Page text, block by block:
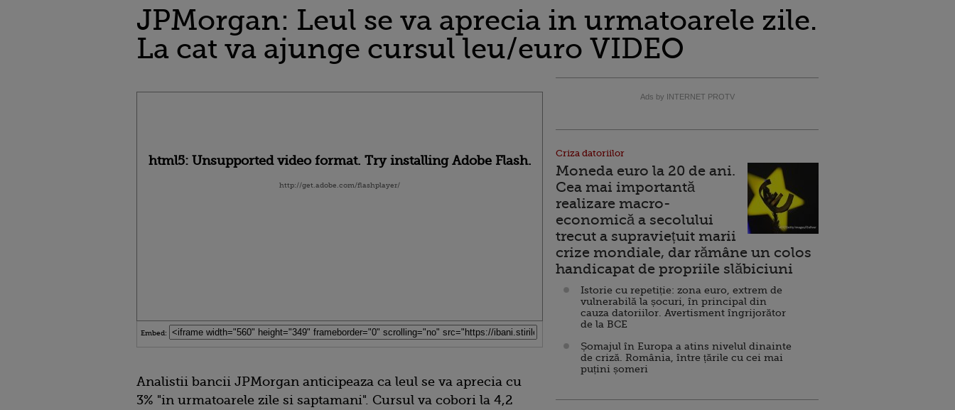
JPMorgan: Leul se va aprecia in urmatoarele zile.
La cat va ajunge cursul leu/euro VIDEO
html5: Unsupported video format. Try installing Adobe Flash.
http://get.adobe.com/flashplayer/
Embed:
Analistii bancii JPMorgan anticipeaza ca leul se va aprecia cu
3% "in urmatoarele zile si saptamani". Cursul va cobori la 4,2
Ads by INTERNET PROTV
Criza datoriilor
Moneda euro la 20 de ani.
Cea mai importantă
realizare macro-
economică a secolului
trecut a supraviețuit marii
crize mondiale, dar rămâne un colos
handicapat de propriile slăbiciuni
Istorie cu repetiție: zona euro, extrem de
vulnerabilă la șocuri, în principal din
cauza datoriilor. Avertisment îngrijorător
de la BCE
Șomajul în Europa a atins nivelul dinainte
de criză. România, între țările cu cei mai
puțini șomeri